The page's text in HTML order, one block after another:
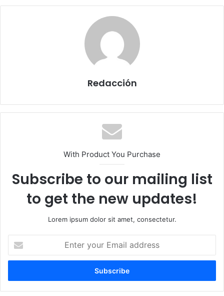
Redacción
With Product You Purchase
Subscribe to our mailing list
to get the new updates!
Lorem ipsum dolor sit amet, consectetur.
t
r
y